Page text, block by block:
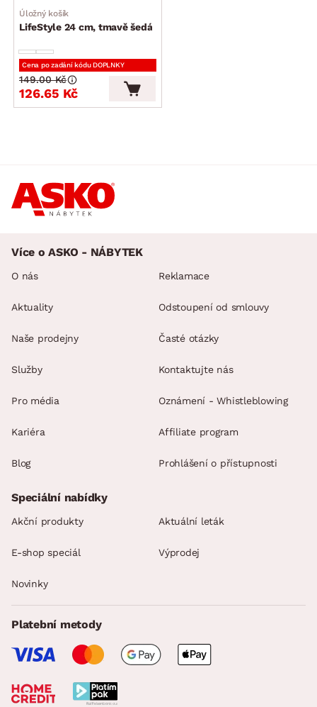
Úložný košík
LifeStyle 24 cm, tmavě šedá
Cena po zadání kódu DOPLNKY
126.65 Kč
149.00 Kč
Více o ASKO - NÁBYTEK
O nás
Aktuality
Naše prodejny
Služby
Pro média
Kariéra
Blog
Reklamace
Odstoupení od smlouvy
Časté otázky
Kontaktujte nás
Oznámení - Whistleblowing
Affiliate program
Prohlášení o přístupnosti
Speciální nabídky
Akční produkty Aktuální leták
E-shop speciál Výprodej
Novinky
Platební metody